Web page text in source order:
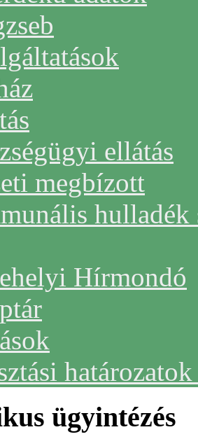
ellátás
megbízott
hulladék
Hírmondó
ügyintézés